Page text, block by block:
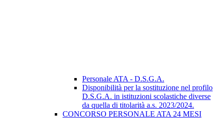
Personale ATA - D.S.G.A.
Disponibilità per la sostituzione nel profilo
D.S.G.A. in istituzioni scolastiche diverse
da quella di titolarità a.s. 2023/2024.
CONCORSO PERSONALE ATA 24 MESI